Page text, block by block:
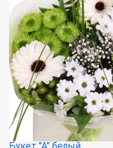
Букет "А" белый